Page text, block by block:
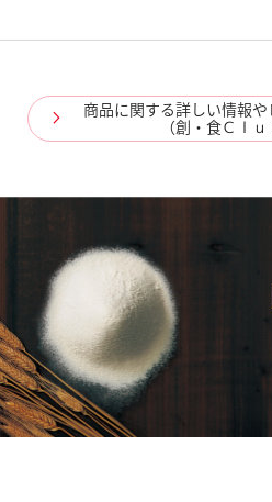
商品に関する詳しい情報
（創・食Ｃｌｕ